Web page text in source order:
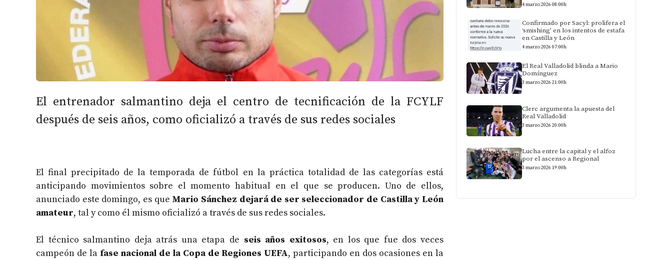
El entrenador salmantino deja el centro de tecnificación de la FCYLF
después de seis años, como oficializó a través de sus redes sociales
El final precipitado de la temporada de fútbol en la práctica totalidad de las categorías está
anticipando movimientos sobre el momento habitual en el que se producen. Uno de ellos,
anunciado este domingo, es que Mario Sánchez dejará de ser seleccionador de Castilla y León
amateur, tal y como él mismo oficializó a través de sus redes sociales.
El técnico salmantino deja atrás una etapa de seis años exitosos, en los que fue dos veces
campeón de lafase nacional de la Copa de Regiones UEFA, participando en dos ocasiones en la
4 marzo 2026 08:00h
Confirmado por Sacyl: prolifera el
‘smishing’ en los intentos de estafa
en Castilla y León
4 marzo 2026 07:00h
El Real Valladolid blinda a Mario
Domínguez
3 marzo 2026 21:00h
Clerc argumenta la apuesta del
Real Valladolid
3 marzo 2026 20:00h
Lucha entre la capital y el alfoz
por el ascenso a Regional
3 marzo 2026 19:00h